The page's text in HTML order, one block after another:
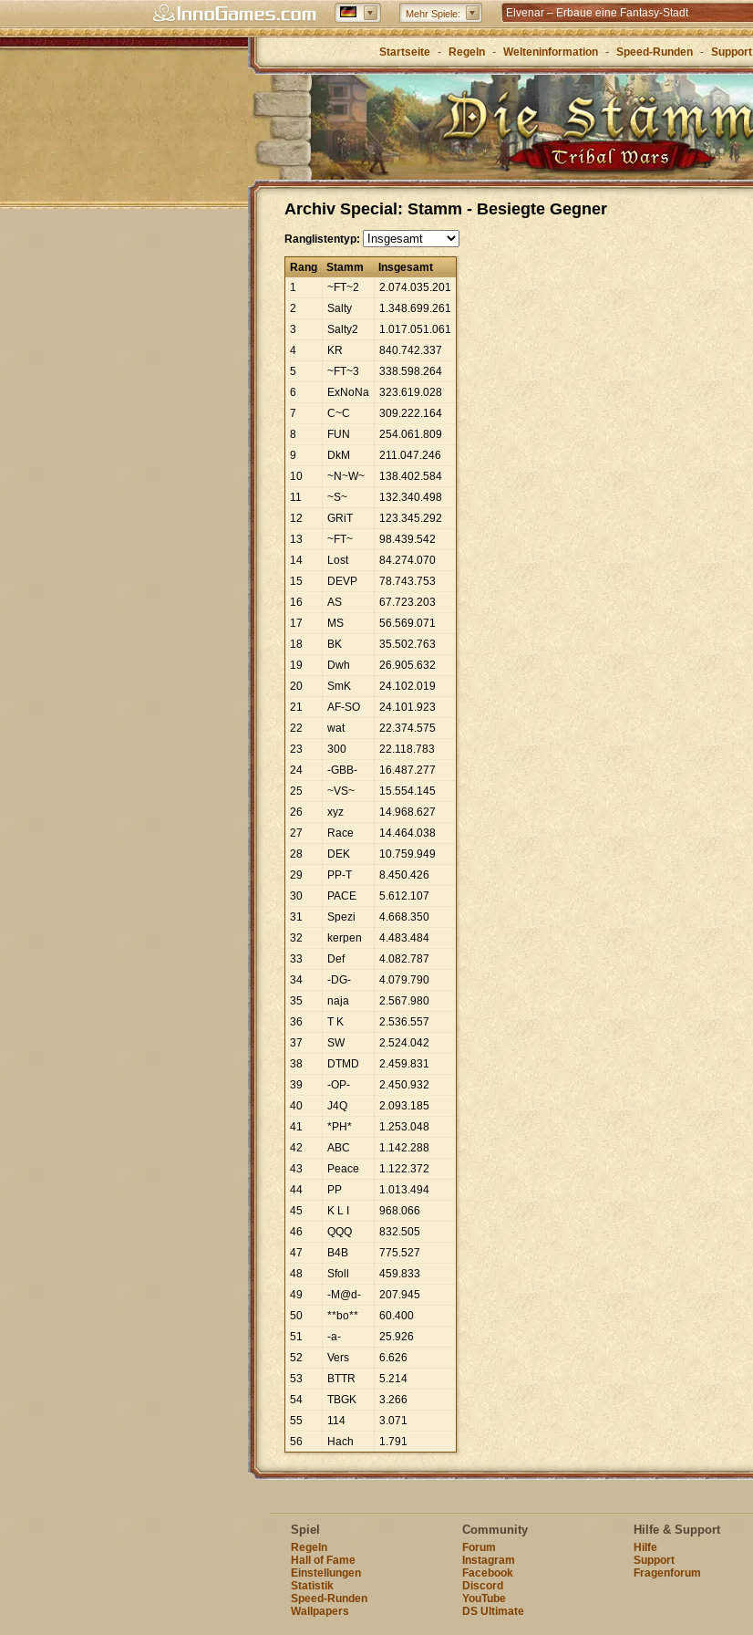
Mehr Spiele: Elvenar – Erbaue eine Fantasy-Stadt
Forge of Empires – Mit Strategie durch die Zeitalter
Grepolis – Erbaue dein Reich im antiken
Griechenland
Startseite - Regeln - Welteninformation - Speed-Runden - Support
Archiv Special: Stamm - Besiegte Gegner
Ranglistentyp:
Rang Stamm
Insgesamt
1
~FT~2 2.074.035.201
2
Salty 1.348.699.261
3
Salty2 1.017.051.061
4
KR 840.742.337
5
~FT~3 338.598.264
6
ExNoNa 323.619.028
7
C~C 309.222.164
8
FUN 254.061.809
9
DkM 211.047.246
10
~N~W~ 138.402.584
11
~S~ 132.340.498
12
GRiT 123.345.292
13
~FT~ 98.439.542
14
Lost 84.274.070
15
DEVP 78.743.753
16
AS 67.723.203
17
MS 56.569.071
18
BK 35.502.763
19
Dwh 26.905.632
20
SmK 24.102.019
21
AF-SO 24.101.923
22
wat 22.374.575
23
300 22.118.783
24
-GBB- 16.487.277
25
~VS~ 15.554.145
26
xyz 14.968.627
27
Race 14.464.038
28
DEK 10.759.949
29
PP-T 8.450.426
30
PACE 5.612.107
31
Spezi 4.668.350
32
kerpen 4.483.484
33
Def 4.082.787
34
-DG- 4.079.790
35
naja 2.567.980
36
T K 2.536.557
37
SW 2.524.042
38
DTMD 2.459.831
39
-OP- 2.450.932
40
J4Q 2.093.185
41
*PH* 1.253.048
42
ABC 1.142.288
43
Peace 1.122.372
44
PP 1.013.494
45
K L I 968.066
46
QQQ 832.505
47
B4B 775.527
48
Sfoll 459.833
49
-M@d- 207.945
50
**bo** 60.400
51
-a- 25.926
52
Vers 6.626
53
BTTR 5.214
54
TBGK 3.266
55
114 3.071
56
Hach 1.791
Spiel
Regeln
Hall of Fame
Einstellungen
Statistik
Speed-Runden
Wallpapers
Community
Forum
Instagram
Facebook
Discord
YouTube
DS Ultimate
Hilfe & Support
Hilfe
Support
Fragenforum